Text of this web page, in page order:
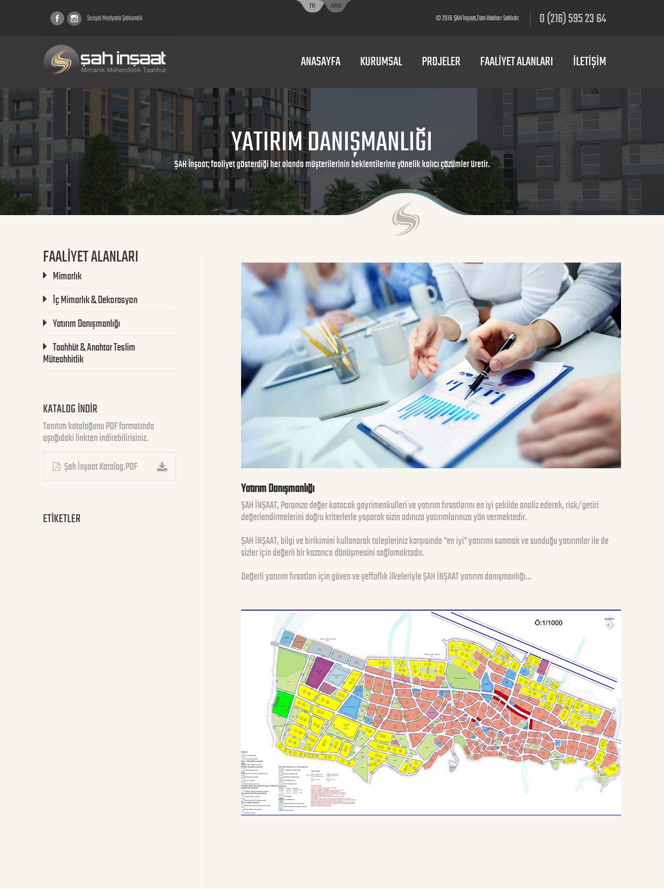
Sosyal Medyada Şahlandık © 2016 ŞAH İnşaat,Tüm Hakları Saklıdır. 0 (216) 595 23 64
ANASAYFA KURUMSAL PROJELER FAALİYET ALANLARI İLETİŞİM
YATIRIM DANIŞMANLIĞI
ŞAH İnşaat; faaliyet gösterdiği her alanda müşterilerinin beklentilerine yönelik kalıcı çözümler üretir.
FAALİYET ALANLARI
Mimarlık
İç Mimarlık & Dekorasyon
Yatırım Danışmanlığı
Taahhüt & Anahtar Teslim
Müteahhitlik
KATALOG İNDİR
Tanıtım kataloğunu PDF formatında
aşağıdaki linkten indirebilirisiniz.
Şah İnşaat Katalog.PDF
ETİKETLER
Yatırım Danışmanlığı
ŞAH İNŞAAT, Paranıza değer katacak gayrimenkulleri ve yatırım fırsatlarını en iyi şekilde analiz ederek, risk/getiri
değerlendirmelerini doğru kriterlerle yaparak sizin adınıza yatırımlarınıza yön vermektedir.
ŞAH İNŞAAT, bilgi ve birikimini kullanarak talepleriniz karşısında "en iyi" yatırımı sunmak ve sunduğu yatırımlar ile de
sizler için değerli bir kazanca dönüşmesini sağlamaktadır.
Değerli yatırım fırsatları için güven ve şeffaflık ilkeleriyle ŞAH İNŞAAT yatırım danışmanlığı...